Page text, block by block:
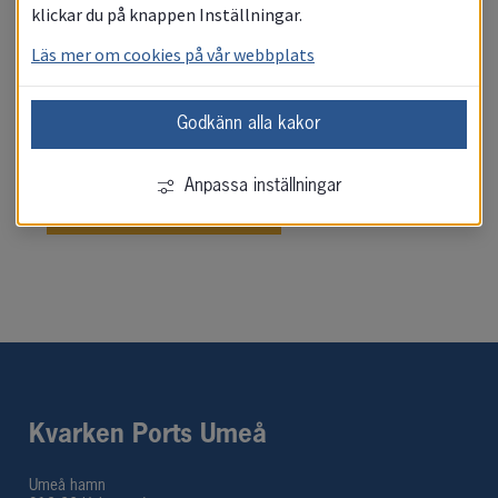
Tillträde Umeå hamn
Fototillstånd
Kvarken Ports Umeå
Umeå hamn
klickar du på knappen Inställningar.
Läs mer om cookies på vår webbplats
Godkänn alla kakor
Anpassa inställningar